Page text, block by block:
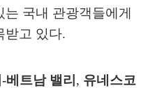
국내 관광객들에게
받고 있다.
-베트남 밸리 , 유네스코